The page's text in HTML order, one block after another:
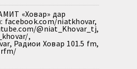
«Ховар» дар
facebook.com/niatkhovar,
@niat_Khovar_tj,
,
Радиои Ховар 101.5 fm,